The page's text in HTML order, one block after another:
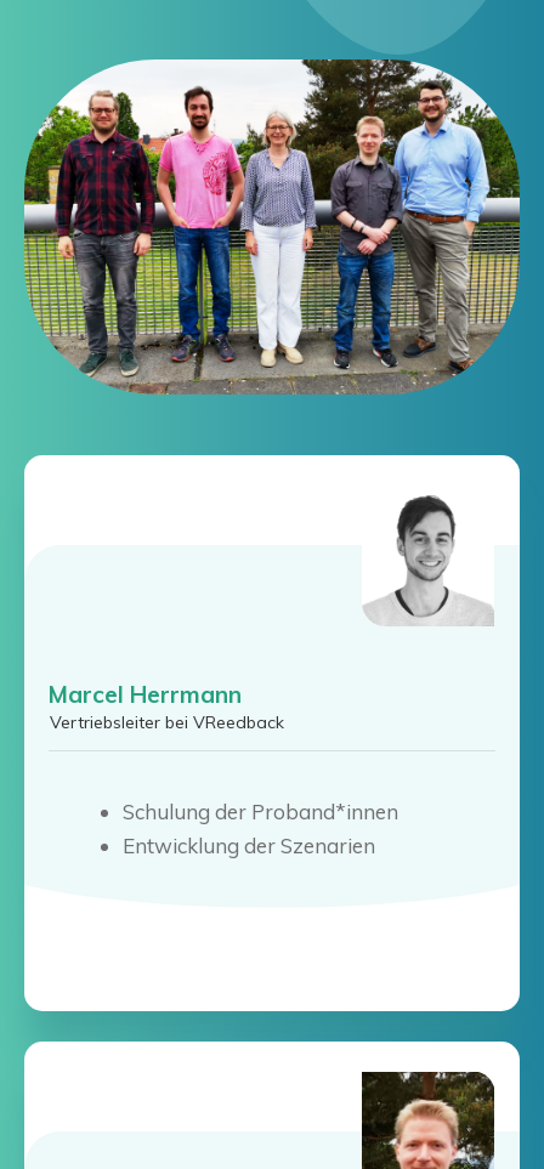
Marcel Herrmann
Vertriebsleiter bei VReedback
Schulung der Proband*innen
Entwicklung der Szenarien